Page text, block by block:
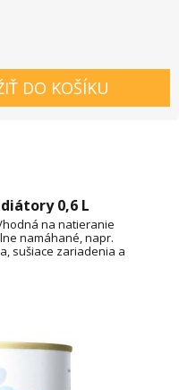
DO KOŠÍKU
0,6 L
na natieranie
namáhané, napr.
sušiace zariadenia a
nezabraňuje
g/cm3 Technický list